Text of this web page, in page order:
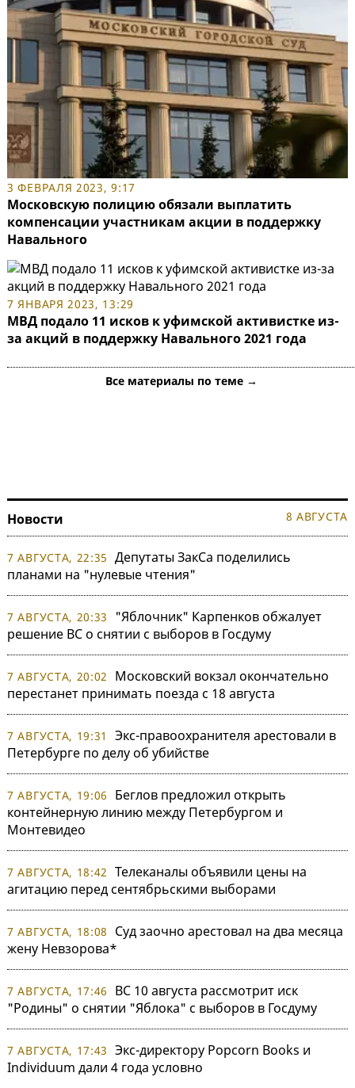
3 ФЕВРАЛЯ 2023, 9:17
Московскую полицию обязали выплатить
компенсации участникам акции в поддержку
Навального
7 ЯНВАРЯ 2023, 13:29
МВД подало 11 исков к уфимской активистке из-
за акций в поддержку Навального 2021 года
Все материалы по теме →
Новости 8 АВГУСТА
7 АВГУСТА, 22:35 Депутаты ЗакСа поделились
планами на "нулевые чтения"
7 АВГУСТА, 20:33
"Яблочник" Карпенков обжалует
решение ВС о снятии с выборов в Госдуму
7 АВГУСТА, 20:02
Московский вокзал окончательно
перестанет принимать поезда с 18 августа
7 АВГУСТА, 19:31
Экс-правоохранителя арестовали в
Петербурге по делу об убийстве
7 АВГУСТА, 19:06
Беглов предложил открыть
контейнерную линию между Петербургом и
Монтевидео
7 АВГУСТА, 18:42 Телеканалы объявили цены на
агитацию перед сентябрьскими выборами
7 АВГУСТА, 18:08
Суд заочно арестовал на два месяца
жену Невзорова*
7 АВГУСТА, 17:46
ВС 10 августа рассмотрит иск
"Родины" о снятии "Яблока" с выборов в Госдуму
7 АВГУСТА, 17:43 Экс-директору Popcorn Books и
Individuum дали 4 года условно